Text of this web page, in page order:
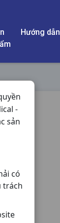
Hướng dẫn
-
sản
có
trách